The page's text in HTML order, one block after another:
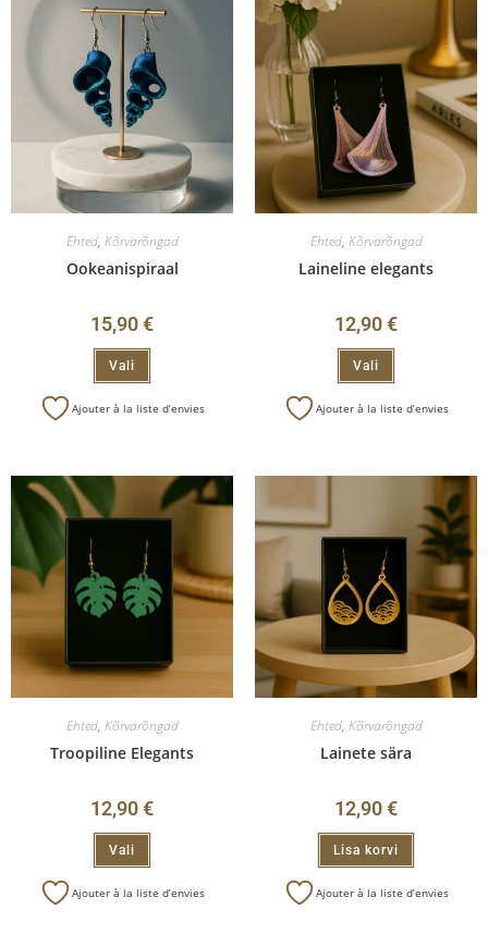
Ehted, Kõrvarõngad
Ookeanispiraal
15,90€
Vali
Ajouter à la liste d’envies
Ehted, Kõrvarõngad
Laineline elegants
12,90€
Vali
Ajouter à la liste d’envies
Ehted, Kõrvarõngad
Troopiline Elegants
12,90€
Vali
Ajouter à la liste d’envies
Ehted, Kõrvarõngad
Lainete sära
12,90€
Lisa korvi
Ajouter à la liste d’envies